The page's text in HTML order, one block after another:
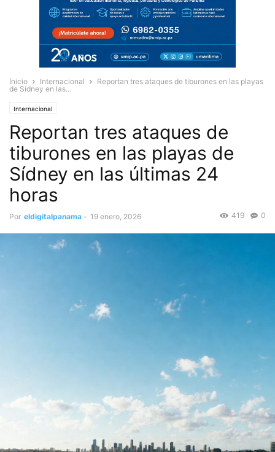
Inicio Internacional
Reportan tres ataques de tiburones en las playas
de Sídney en las...
Internacional
Reportan tres ataques de
tiburones en las playas de
Sídney en las últimas 24
horas
Por eldigitalpanama - 19 enero, 2026 0
419